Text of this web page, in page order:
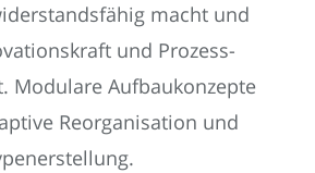
macht und
und Prozess-
Modulare Aufbaukonzepte
Reorganisation und